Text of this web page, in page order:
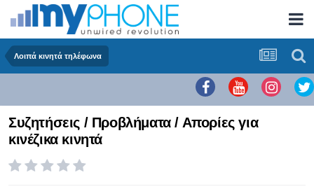
Λοιπά κινητά τηλέφωνα
Συζητήσεις / Προβλήματα / Απορίες για
κινέζικα κινητά